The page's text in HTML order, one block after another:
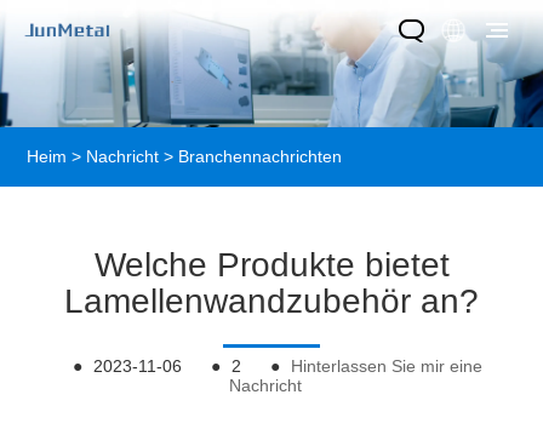
Heim > Nachricht > Branchennachrichten
Welche Produkte bietet
Lamellenwandzubehör an?
● 2023-11-06 ● 2 ●
Hinterlassen Sie mir eine
Nachricht